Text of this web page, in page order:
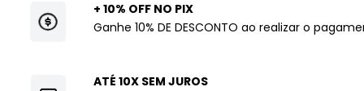
+ 10% OFF NO PIX
Ganhe 10% DE DESCONTO ao realizar o
ATÉ 10X SEM JUROS